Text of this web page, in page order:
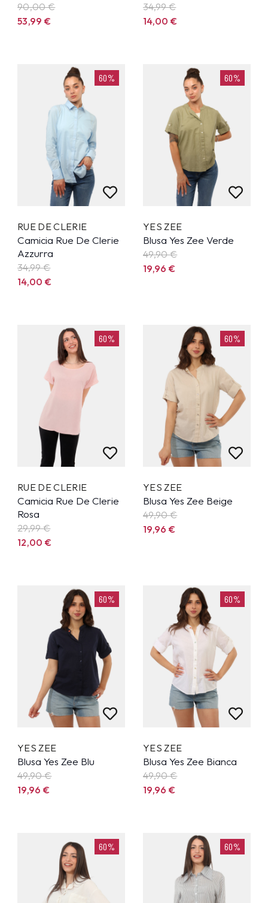
90,00 €
53,99€
34,99€
14,00€
60%
RUE DE CLERIE
Camicia Rue De Clerie
Azzurra
34,99€
14,00€
60%
YES ZEE
Blusa Yes Zee Verde
49,90€
19,96€
60%
RUE DE CLERIE
Camicia Rue De Clerie
Rosa
29,99€
12,00€
60%
YES ZEE
Blusa Yes Zee Beige
49,90€
19,96€
60%
YES ZEE
Blusa Yes Zee Blu
49,90€
19,96€
60%
YES ZEE
Blusa Yes Zee Bianca
49,90€
19,96€
60% 60%